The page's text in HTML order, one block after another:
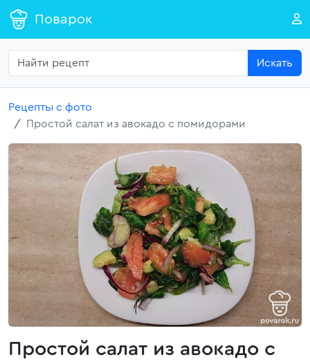
Поварок
Искать
Рецепты с фото
Простой салат из авокадо с помидорами
Простой салат из авокадо с